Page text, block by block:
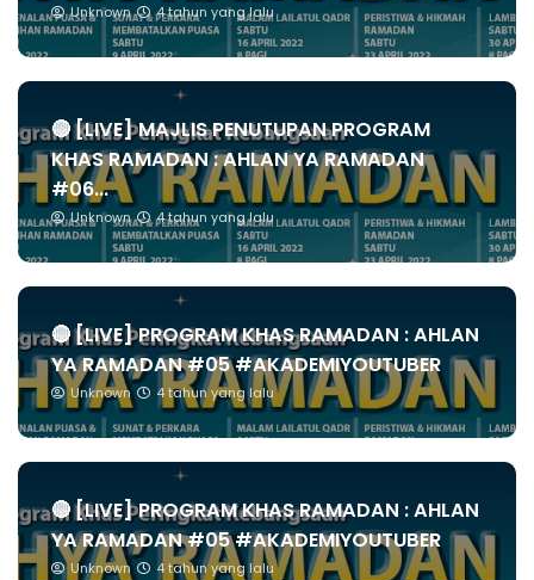
Unknown 4 tahun yang lalu
🔴 [LIVE] MAJLIS PENUTUPAN PROGRAM
KHAS RAMADAN : AHLAN YA RAMADAN
#06...
Unknown 4 tahun yang lalu
🔴 [LIVE] PROGRAM KHAS RAMADAN : AHLAN
YA RAMADAN #05 #AKADEMIYOUTUBER
Unknown 4 tahun yang lalu
🔴 [LIVE] PROGRAM KHAS RAMADAN : AHLAN
YA RAMADAN #05 #AKADEMIYOUTUBER
Unknown 4 tahun yang lalu